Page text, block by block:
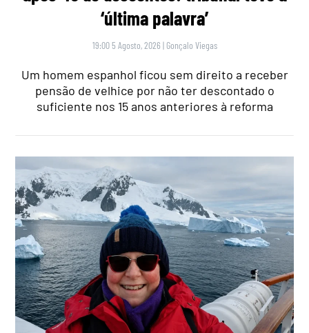
‘última palavra’
19:00 5 Agosto, 2026 | Gonçalo Viegas
Um homem espanhol ficou sem direito a receber
pensão de velhice por não ter descontado o
suficiente nos 15 anos anteriores à reforma